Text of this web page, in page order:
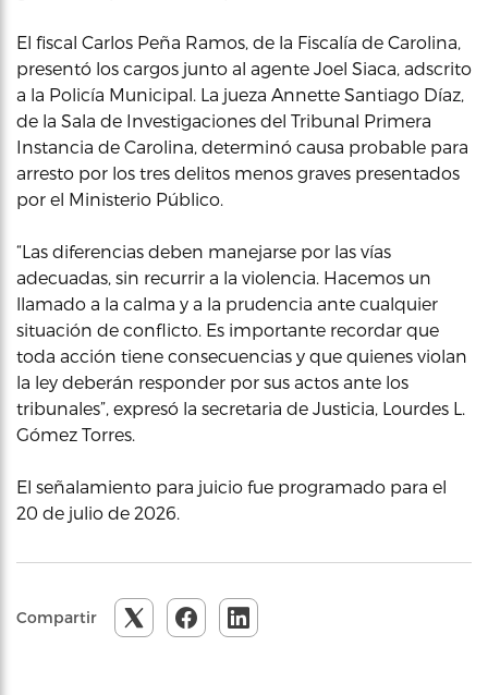
El fiscal Carlos Peña Ramos, de la Fiscalía de Carolina,
presentó los cargos junto al agente Joel Siaca, adscrito
a la Policía Municipal. La jueza Annette Santiago Díaz,
de la Sala de Investigaciones del Tribunal Primera
Instancia de Carolina, determinó causa probable para
arresto por los tres delitos menos graves presentados
por el Ministerio Público.
“Las diferencias deben manejarse por las vías
adecuadas, sin recurrir a la violencia. Hacemos un
llamado a la calma y a la prudencia ante cualquier
situación de conflicto. Es importante recordar que
toda acción tiene consecuencias y que quienes violan
la ley deberán responder por sus actos ante los
tribunales”, expresó la secretaria de Justicia, Lourdes L.
Gómez Torres.
El señalamiento para juicio fue programado para el
20 de julio de 2026.
Compartir